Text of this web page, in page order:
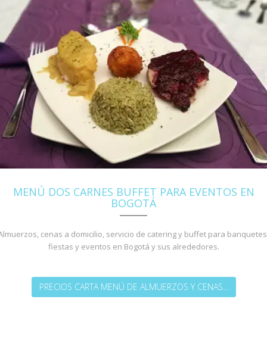
MENÚ DOS CARNES BUFFET PARA EVENTOS EN
BOGOTÁ
cenas a domicilio, servicio de catering y buffet para
fiestas y eventos en Bogotá y sus alrededores.
PRECIOS CARTA MENÚ DE ALMUERZOS Y CENAS...